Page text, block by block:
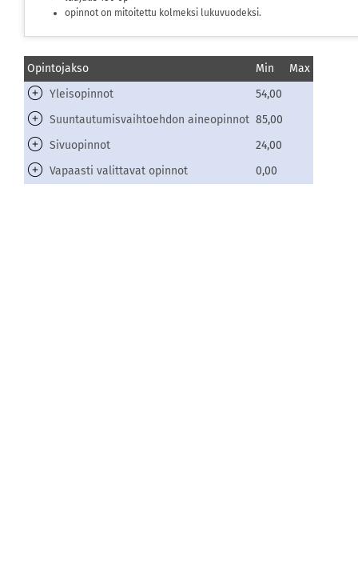
opinnot on mitoitettu kolmeksi lukuvuodeksi.
Opintojakso Min
Max
Yleisopinnot
54,00
Suuntautumisvaihtoehdon aineopinnot 85,00
Sivuopinnot
24,00
Vapaasti valittavat opinnot
0,00